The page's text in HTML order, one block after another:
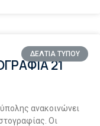
ΔΕΛΤΙΑ ΤΥΠΟΥ
21
ανακοινώνει
Οι